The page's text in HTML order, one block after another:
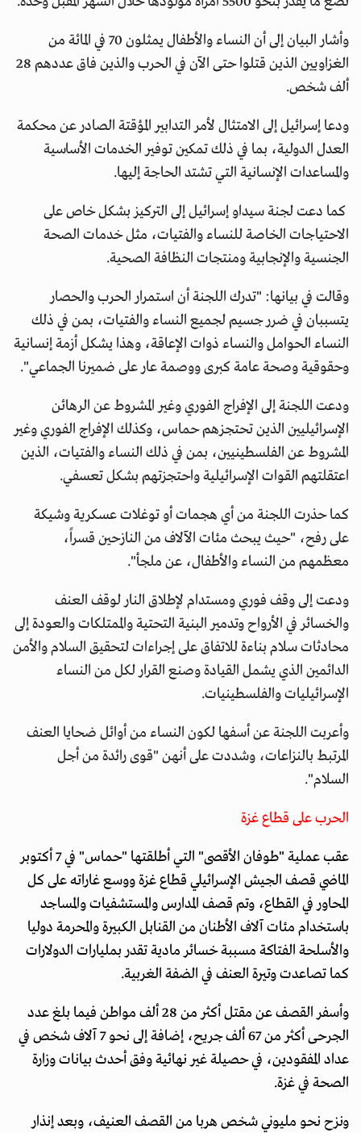
وأشار البيان إلى أن النساء والأطفال يمثلون 70 في المائة من
الغزاويين الذين قتلوا حتى الآن في الحرب والذين فاق عددهم 28
ألف شخص.
ودعا إسرائيل إلى الامتثال لأمر التدابير المؤقتة الصادر عن محكمة
العدل الدولية، بما في ذلك تمكين توفير الخدمات الأساسية
والمساعدات الإنسانية التي تشتد الحاجة إليها.
كما دعت لجنة سيداو إسرائيل إلى التركيز بشكل خاص على
الاحتياجات الخاصة للنساء والفتيات، مثل خدمات الصحة
الجنسية والإنجابية ومنتجات النظافة الصحية.
وقالت في بيانها: "تدرك اللجنة أن استمرار الحرب والحصار
يتسببان في ضرر جسيم لجميع النساء والفتيات، بمن في ذلك
النساء الحوامل والنساء ذوات الإعاقة، وهذا يشكل أزمة إنسانية
وحقوقية وصحة عامة كبرى ووصمة عار على ضميرنا الجماعي".
ودعت اللجنة إلى الإفراج الفوري وغير المشروط عن الرهائن
الإسرائيليين الذين تحتجزهم حماس، وكذلك الإفراج الفوري وغير
المشروط عن الفلسطينيين، بمن في ذلك النساء والفتيات، الذين
اعتقلتهم القوات الإسرائيلية واحتجزتهم بشكل تعسفي.
كما حذرت اللجنة من أي هجمات أو توغلات عسكرية وشيكة
على رفح، "حيث يبحث مئات الآلاف من النازحين قسراً،
معظمهم من النساء والأطفال، عن ملجأ".
ودعت إلى وقف فوري ومستدام لإطلاق النار لوقف العنف
والخسائر في الأرواح وتدمير البنية التحتية والممتلكات والعودة إلى
محادثات سلام بناءة للاتفاق على إجراءات لتحقيق السلام والأمن
الدائمين الذي يشمل القيادة وصنع القرار لكل من النساء
الإسرائيليات والفلسطينيات.
وأعربت اللجنة عن أسفها لكون النساء من أوائل ضحايا العنف
المرتبط بالنزاعات، وشددت على أنهن "قوى رائدة من أجل
السلام".
الحرب على قطاع غزة
عقب عملية "طوفان الأقصى" التي أطلقتها "حماس" في 7 أكتوبر
الماضي قصف الجيش الإسرائيلي قطاع غزة ووسع غاراته على كل
المحاور في القطاع، وتم قصف المدارس والمستشفيات والمساجد
باستخدام مئات آلاف الأطنان من القنابل الكبيرة والمحرمة دوليا
والأسلحة الفتاكة مسببة خسائر مادية تقدر بمليارات الدولارات
كما تصاعدت وتيرة العنف في الضفة الغربية.
وأسفر القصف عن مقتل أكثر من 28 ألف مواطن فيما بلغ عدد
الجرحى أكثر من 67 ألف جريح، إضافة إلى نحو 7 آلاف شخص في
عداد المفقودين، في حصيلة غير نهائية وفق أحدث بيانات وزارة
الصحة في غزة.
ونزح نحو مليوني شخص هربا من القصف العنيف، وبعد إنذار